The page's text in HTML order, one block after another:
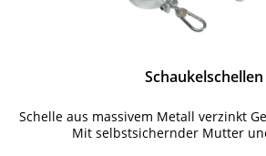
Schaukelschellen
Schelle aus massivem Metall verzinkt
Mit selbstsichernder Mutter